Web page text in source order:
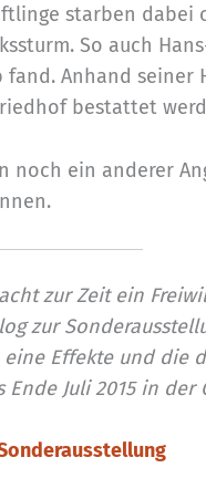
starben dabei
So auch
fand. Anhand
bestattet
noch ein anderer
zur Zeit ein
zur
Effekte und die
Juli 2015 in der